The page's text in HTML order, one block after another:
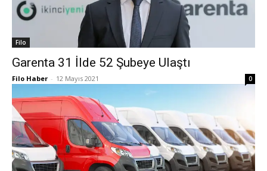
Filo
Garenta 31 İlde 52 Şubeye Ulaştı
Filo Haber - 12 Mayıs 2021 0